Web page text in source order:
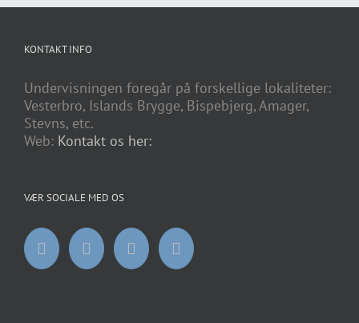
KONTAKT INFO
Undervisningen foregår på forskellige lokaliteter:
Vesterbro, Islands Brygge, Bispebjerg, Amager,
Stevns, etc.
Web: Kontakt os her:
VÆR SOCIALE MED OS